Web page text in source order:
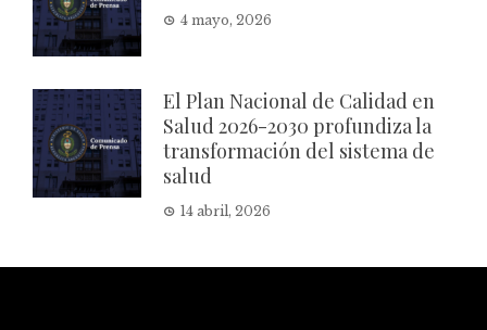
4 mayo, 2026
El Plan Nacional de Calidad en
Salud 2026-2030 profundiza la
transformación del sistema de
salud
14 abril, 2026